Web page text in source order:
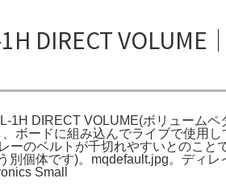
DIRECT VOLUME
1H DIRECT VOLUME(ボリュームペ
ボードに組み込んでライブで使用
のベルトが千切れやすいとのこと
個体です)。mqdefault.jpg。ディレ
Small